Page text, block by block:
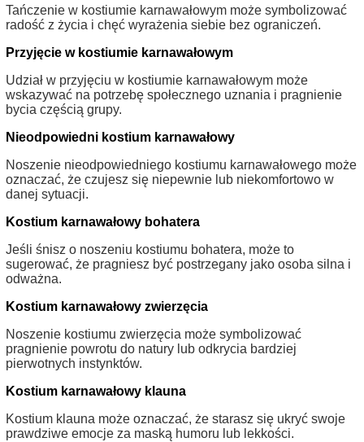
Tańczenie w kostiumie karnawałowym może symbolizować
radość z życia i chęć wyrażenia siebie bez ograniczeń.
Przyjęcie w kostiumie karnawałowym
Udział w przyjęciu w kostiumie karnawałowym może
wskazywać na potrzebę społecznego uznania i pragnienie
bycia częścią grupy.
Nieodpowiedni kostium karnawałowy
Noszenie nieodpowiedniego kostiumu karnawałowego może
oznaczać, że czujesz się niepewnie lub niekomfortowo w
danej sytuacji.
Kostium karnawałowy bohatera
Jeśli śnisz o noszeniu kostiumu bohatera, może to
sugerować, że pragniesz być postrzegany jako osoba silna i
odważna.
Kostium karnawałowy zwierzęcia
Noszenie kostiumu zwierzęcia może symbolizować
pragnienie powrotu do natury lub odkrycia bardziej
pierwotnych instynktów.
Kostium karnawałowy klauna
Kostium klauna może oznaczać, że starasz się ukryć swoje
prawdziwe emocje za maską humoru lub lekkości.